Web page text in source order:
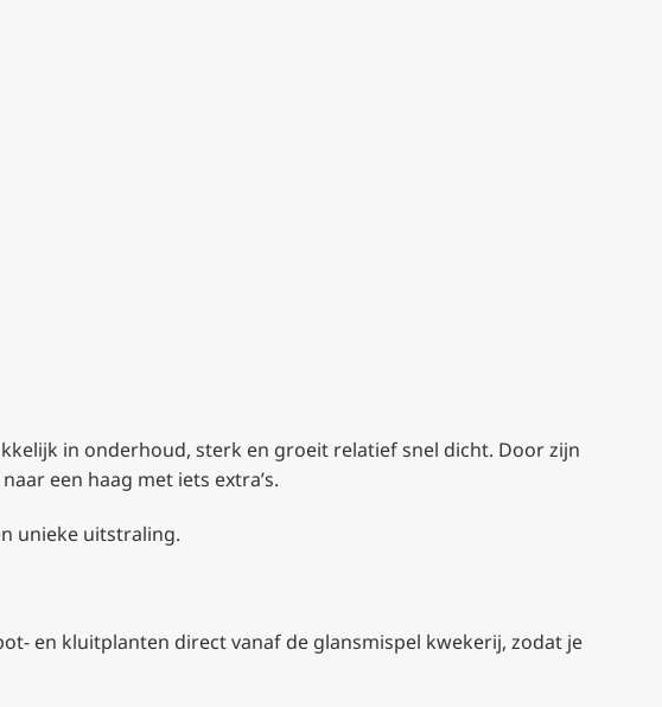
in onderhoud, sterk en groeit relatief snel dicht. Door zijn
een haag met iets extra’s.
unieke uitstraling.
en kluitplanten direct vanaf de glansmispel kwekerij, zodat je